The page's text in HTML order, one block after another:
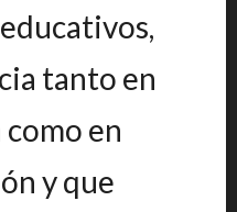
tanto en
en
y que